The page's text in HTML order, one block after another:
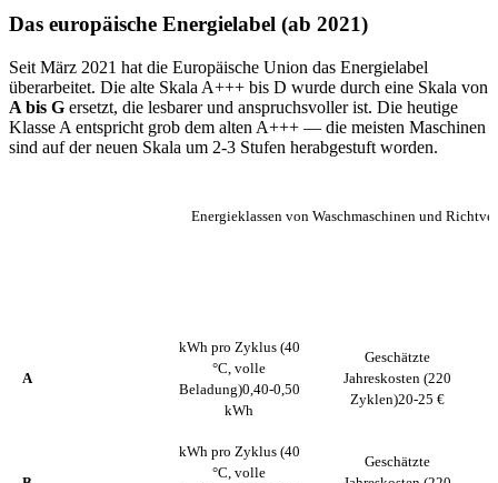
Das europäische Energielabel (ab 2021)
Seit März 2021 hat die Europäische Union das Energielabel
überarbeitet. Die alte Skala A+++ bis D wurde durch eine Skala von
A bis G ersetzt, die lesbarer und anspruchsvoller ist. Die heutige
Klasse A entspricht grob dem alten A+++ — die meisten Maschinen
sind auf der neuen Skala um 2-3 Stufen herabgestuft worden.
Energieklassen von Waschmaschinen und
A
kWh pro Zyklus (40
°C, volle
Beladung)0,40-0,50
kWh
Geschätzte
Jahreskosten (220
Zyklen)20-25 €
kWh pro Zyklus (40
°C, volle
Geschätzte